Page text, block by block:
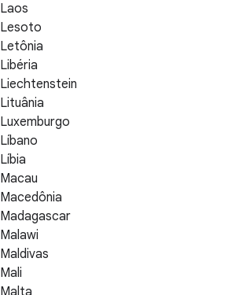
Laos
Lesoto
Letônia
Libéria
Liechtenstein
Lituânia
Luxemburgo
Líbano
Líbia
Macau
Macedônia
Madagascar
Malawi
Maldivas
Mali
Malta